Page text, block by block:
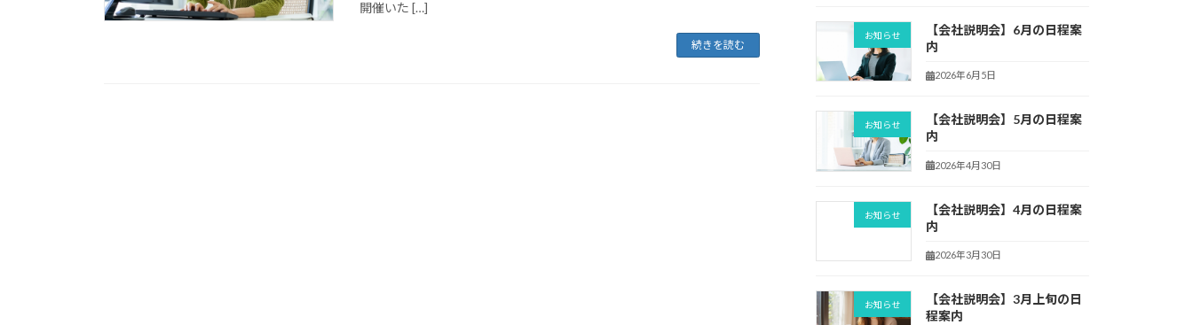
開催いた […]
続きを読む
お知らせ
【会社説明会】6月の日程案
内
2026年6月5日
お知らせ
【会社説明会】5月の日程案
内
2026年4月30日
お知らせ
【会社説明会】4月の日程案
内
2026年3月30日
お知らせ
【会社説明会】3月上旬の日
程案内